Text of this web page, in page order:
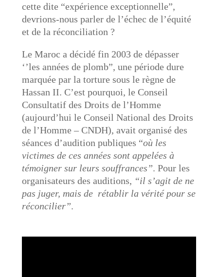
cette dite “expérience exceptionnelle”,
devrions-nous parler de l’échec de l’équité
et de la réconciliation ?
Le Maroc a décidé fin 2003 de dépasser
‘’les années de plomb”, une période dure
marquée par la torture sous le règne de
Hassan II. C’est pourquoi, le Conseil
Consultatif des Droits de l’Homme
(aujourd’hui le Conseil National des Droits
de l’Homme – CNDH), avait organisé des
séances d’audition publiques “où les
victimes de ces années sont appelées à
témoigner sur leurs souffrances”. Pour les
organisateurs des auditions, “il s’agit de ne
pas juger, mais de rétablir la vérité pour se
réconcilier”.